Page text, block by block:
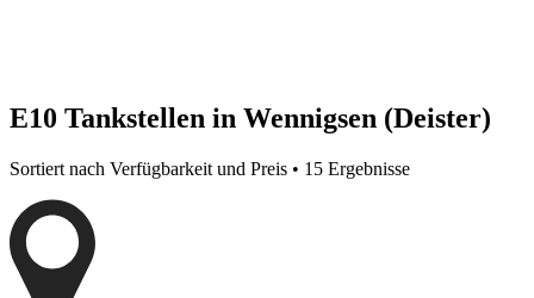
E10 Tankstellen in Wennigsen (Deister)
Sortiert nach Verfügbarkeit und Preis • 15 Ergebnisse